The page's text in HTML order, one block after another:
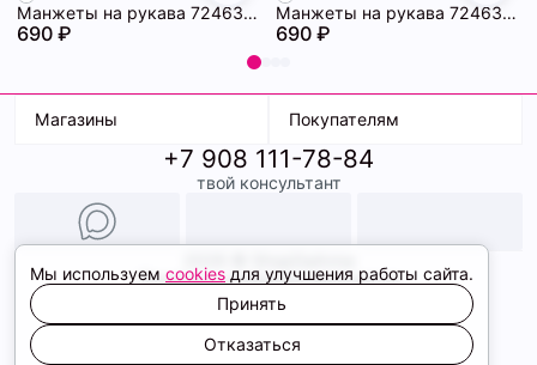
Манжеты на рукава 72463228\25
690 ₽
Манжеты на рукава 72463227\25
690 ₽
Магазины
ТК Терминал
ТРК Континент
Покупателям
Доставка
Условия оплаты
Образы
+7 908 111-78-84
твой консультант
Политика конфиденциальности
Соглашение cookie
Сайт создали
Мы используем cookies для улучшения работы сайта.
Принять
Отказаться